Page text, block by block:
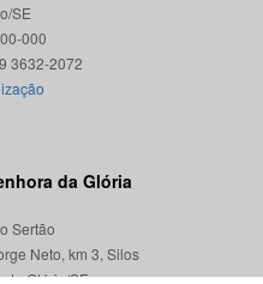
SE
000
da Glória
Sertão
Neto, km 3, Silos
da Glória/SE